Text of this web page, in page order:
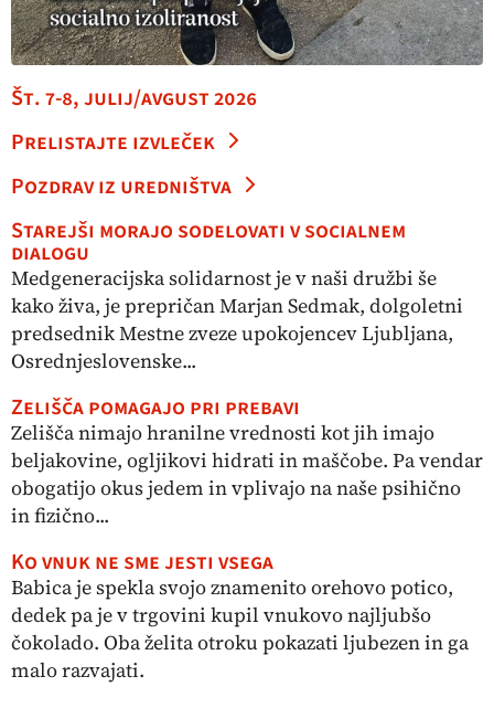
Št. 7-8, julij/avgust 2026
Prelistajte izvleček
Pozdrav iz uredništva
Starejši morajo sodelovati v socialnem
dialogu
Medgeneracijska solidarnost je v naši družbi še
kako živa, je prepričan Marjan Sedmak, dolgoletni
predsednik Mestne zveze upokojencev Ljubljana,
Osrednjeslovenske...
Zelišča pomagajo pri prebavi
Zelišča nimajo hranilne vrednosti kot jih imajo
beljakovine, ogljikovi hidrati in maščobe. Pa vendar
obogatijo okus jedem in vplivajo na naše psihično
in fizično...
Ko vnuk ne sme jesti vsega
Babica je spekla svojo znamenito orehovo potico,
dedek pa je v trgovini kupil vnukovo najljubšo
čokolado. Oba želita otroku pokazati ljubezen in ga
malo razvajati.